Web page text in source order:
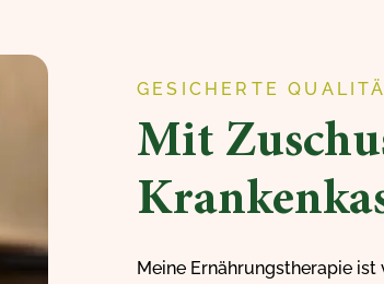
GESICHERTE
Mit
Meine Ernährungstherapie ist